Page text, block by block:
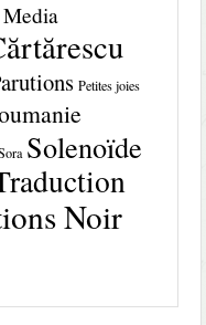
Media
Petites joies
Solenoïde
Noir